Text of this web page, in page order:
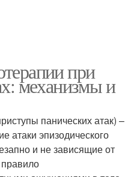
при
механизмы и
панических атак) –
атаки эпизодического
и не зависящие от